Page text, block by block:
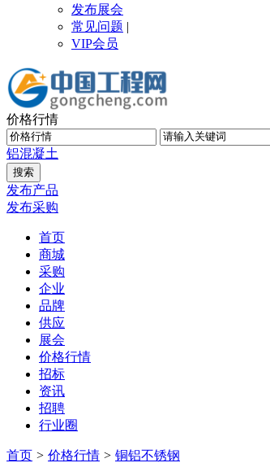
发布展会
常见问题 |
VIP会员
价格行情
铝混凝土
发布产品
发布采购
首页
商城
采购
企业
品牌
供应
展会
价格行情
招标
资讯
招聘
行业圈
首页 > 价格行情 > 铜铝不锈钢